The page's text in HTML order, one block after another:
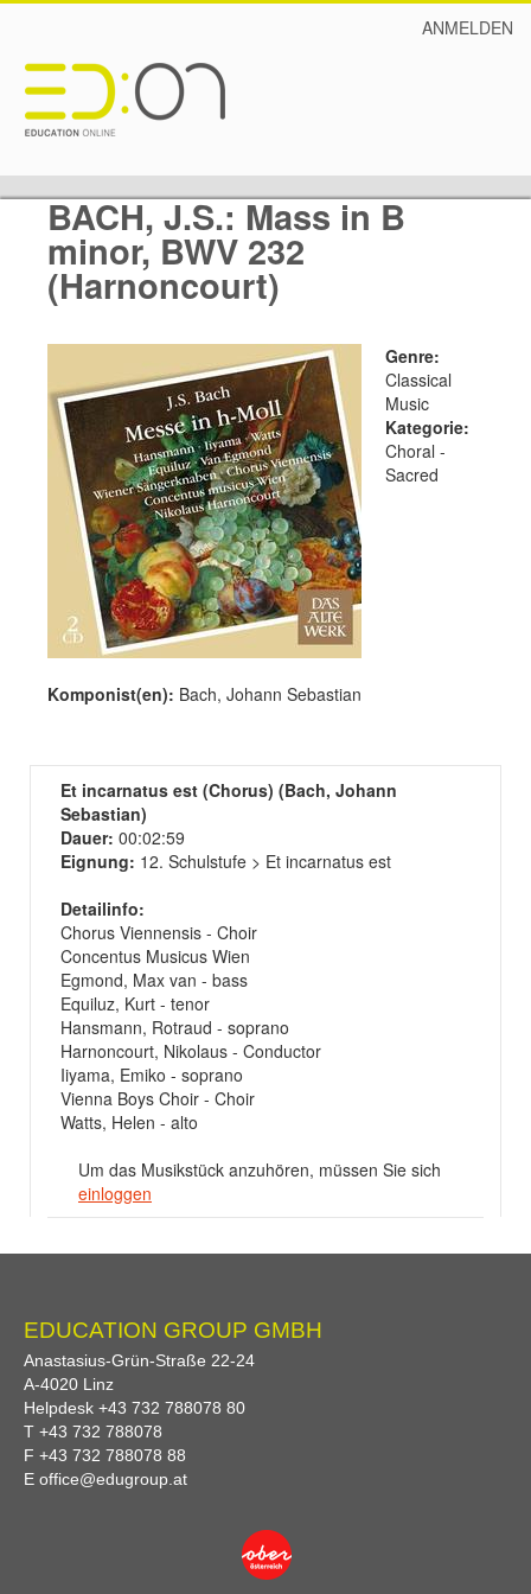
ANMELDEN
BACH, J.S.: Mass in B
minor, BWV 232
(Harnoncourt)
Genre:
Classical
Music
Kategorie:
Choral -
Sacred
Komponist(en): Bach, Johann Sebastian
Et incarnatus est (Chorus) (Bach, Johann
Sebastian)
Dauer: 00:02:59
Eignung: 12. Schulstufe > Et incarnatus est
Detailinfo:
Chorus Viennensis - Choir
Concentus Musicus Wien
Egmond, Max van - bass
Equiluz, Kurt - tenor
Hansmann, Rotraud - soprano
Harnoncourt, Nikolaus - Conductor
Iiyama, Emiko - soprano
Vienna Boys Choir - Choir
Watts, Helen - alto
Um das Musikstück anzuhören, müssen Sie sich
einloggen
EDUCATION GROUP GMBH
Anastasius-Grün-Straße 22-24
A-4020 Linz
Helpdesk +43 732 788078 80
T +43 732 788078
F +43 732 788078 88
E office@edugroup.at